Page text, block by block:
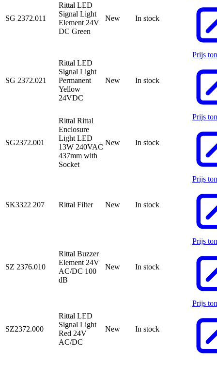
SG 2372.011
Rittal LED
Signal Light
Element 24V
DC Green
New In stock
SG 2372.021
Rittal LED
Signal Light
Permanent
Yellow
24VDC
New In stock
Prijs
SG2372.001
Rittal Rittal
Enclosure
Light LED
13W 240VAC
437mm with
Socket
New In stock
Prijs
SK3322 207 Rittal Filter New In stock
Prijs
SZ 2376.010
Rittal Buzzer
Element 24V
AC/DC 100
dB
New In stock
Prijs
SZ2372.000
Rittal LED
Signal Light
Red 24V
AC/DC
New In stock
Prijs